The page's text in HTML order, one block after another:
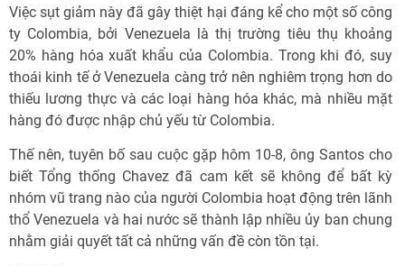
Việc sụt giảm này đã gây thiệt hại đáng kể cho một số công
ty Colombia, bởi Venezuela là thị trường tiêu thụ khoảng
20% hàng hóa xuất khẩu của Colombia. Trong khi đó, suy
thoái kinh tế ở Venezuela càng trở nên nghiêm trọng hơn do
thiếu lương thực và các loại hàng hóa khác, mà nhiều mặt
hàng đó được nhập chủ yếu từ Colombia.
Thế nên, tuyên bố sau cuộc gặp hôm 10-8, ông Santos cho
biết Tổng thống Chavez đã cam kết sẽ không để bất kỳ
nhóm vũ trang nào của người Colombia hoạt động trên lãnh
thổ Venezuela và hai nước sẽ thành lập nhiều ủy ban chung
nhằm giải quyết tất cả những vấn đề còn tồn tại.